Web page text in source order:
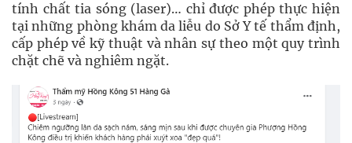
tính chất tia sóng (laser)… chỉ được phép thực hiện
tại những phòng khám da liễu do Sở Y tế thẩm định,
cấp phép về kỹ thuật và nhân sự theo một quy trình
chặt chẽ và nghiêm ngặt.